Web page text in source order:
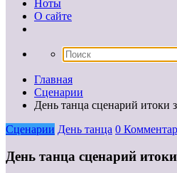
Ноты
О сайте
Главная
Сценарии
День танца сценарий итоки
Сценарии День танца 0
День танца сценарий